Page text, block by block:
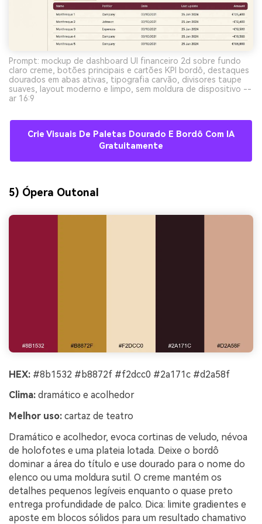
Prompt: mockup de dashboard UI financeiro 2d sobre fundo
claro creme, botões principais e cartões KPI bordô, destaques
dourados em abas ativas, tipografia carvão, divisores taupe
suaves, layout moderno e limpo, sem moldura de dispositivo --
ar 16:9
Crie Visuais De Paletas Dourado E Bordô Com IA
Gratuitamente
5) Ópera Outonal
HEX: #8b1532 #b8872f #f2dcc0 #2a171c #d2a58f
Clima: dramático e acolhedor
Melhor uso: cartaz de teatro
Dramático e acolhedor, evoca cortinas de veludo, névoa
de holofotes e uma plateia lotada. Deixe o bordô
dominar a área do título e use dourado para o nome do
elenco ou uma moldura sutil. O creme mantém os
detalhes pequenos legíveis enquanto o quase preto
entrega profundidade de palco. Dica: limite gradientes e
aposte em blocos sólidos para um resultado chamativo